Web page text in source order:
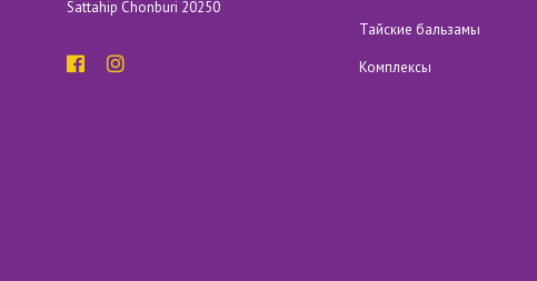
Sattahip Chonburi 20250
Тайские бальзамы
Комплексы